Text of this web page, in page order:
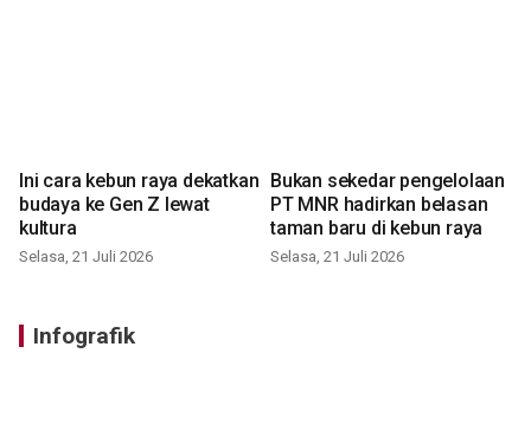
Ini cara kebun raya dekatkan
budaya ke Gen Z lewat
kultura
Selasa, 21 Juli 2026
Bukan sekedar pengelolaan
PT MNR hadirkan belasan
taman baru di kebun raya
Selasa, 21 Juli 2026
Infografik